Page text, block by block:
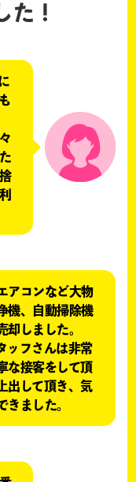
た！
アコンなど大物
機、自動掃除機
却しました。
ッフさんは非常
な接客をして頂
出して頂き、気
きました。